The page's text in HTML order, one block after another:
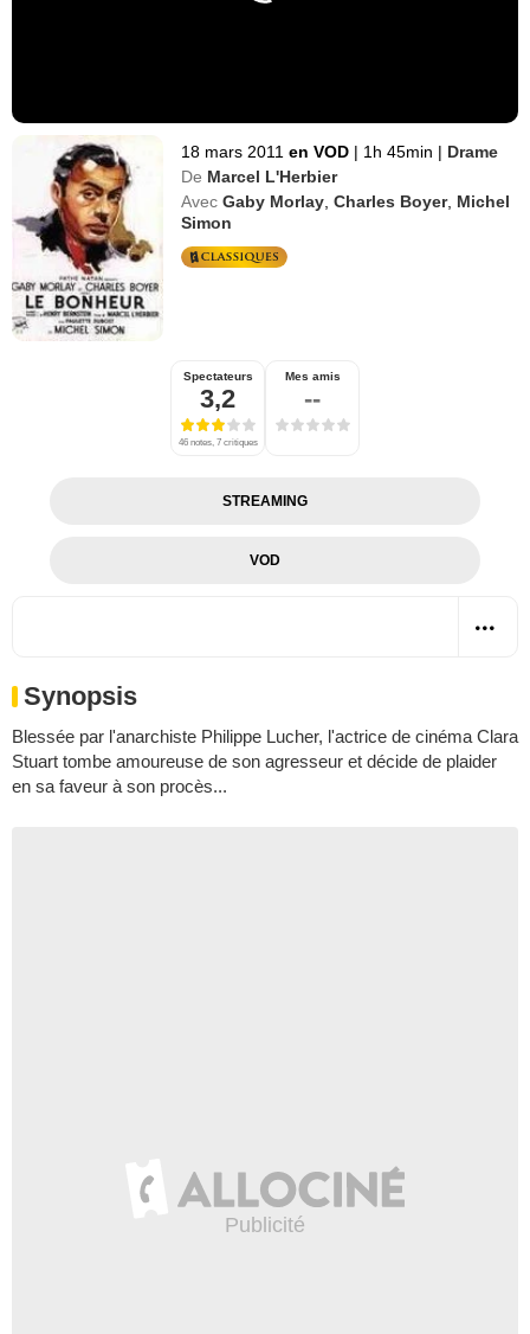
18 mars 2011 en VOD | 1h 45min | Drame
De Marcel L'Herbier
Avec Gaby Morlay ,Charles Boyer, Michel
Simon
Spectateurs
3,2
46 notes, 7 critiques
Mes amis
--
STREAMING
VOD
Synopsis
Blessée par l'anarchiste Philippe Lucher, l'actrice de cinéma Clara
Stuart tombe amoureuse de son agresseur et décide de plaider
en sa faveur à son procès...